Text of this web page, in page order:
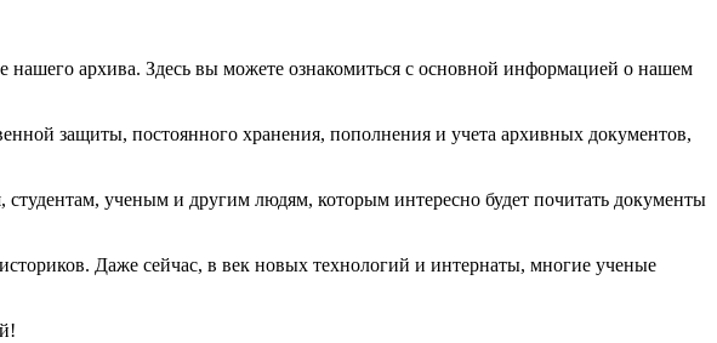
архива. Здесь вы можете ознакомиться с основной информацией о нашем
защиты, постоянного хранения, пополнения и учета архивных документов,
студентам, ученым и другим людям, которым интересно будет почитать документы
Даже сейчас, в век новых технологий и интернаты, многие ученые